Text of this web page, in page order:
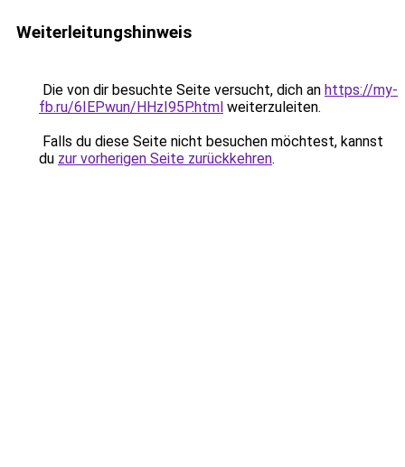
Weiterleitungshinweis
Die von dir besuchte Seite versucht, dich an https://my-
fb.ru/6IEPwun/HHzI95P.html weiterzuleiten.
Falls du diese Seite nicht besuchen möchtest, kannst
du zur vorherigen Seite zurückkehren.